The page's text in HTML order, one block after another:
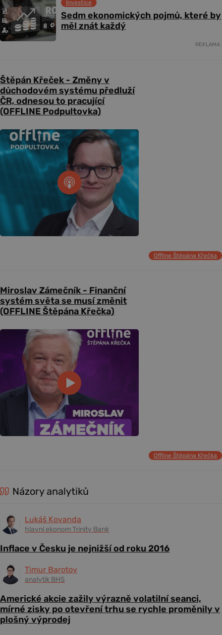
Sedm ekonomických pojmů, které by
měl znát každý
Investice
REKLAMA
Štěpán Křeček - Změny v
důchodovém systému předluží
ČR, odnesou to pracující
(OFFLINE Podpultovka)
Offline Štěpána Křečka
Miroslav Zámečník - Finanční
systém světa se musí změnit
(OFFLINE Štěpána Křečka)
Offline Štěpána Křečka
Názory analytiků
Lukáš Kovanda
hlavní ekonom Trinity Bank
Inflace v Česku je nejnižší od roku 2016
Timur Barotov
analytik BHS
Americké akcie zažily výrazně volatilní seanci,
mírné zisky po otevření trhu se rychle proměnily v
plošný výprodej